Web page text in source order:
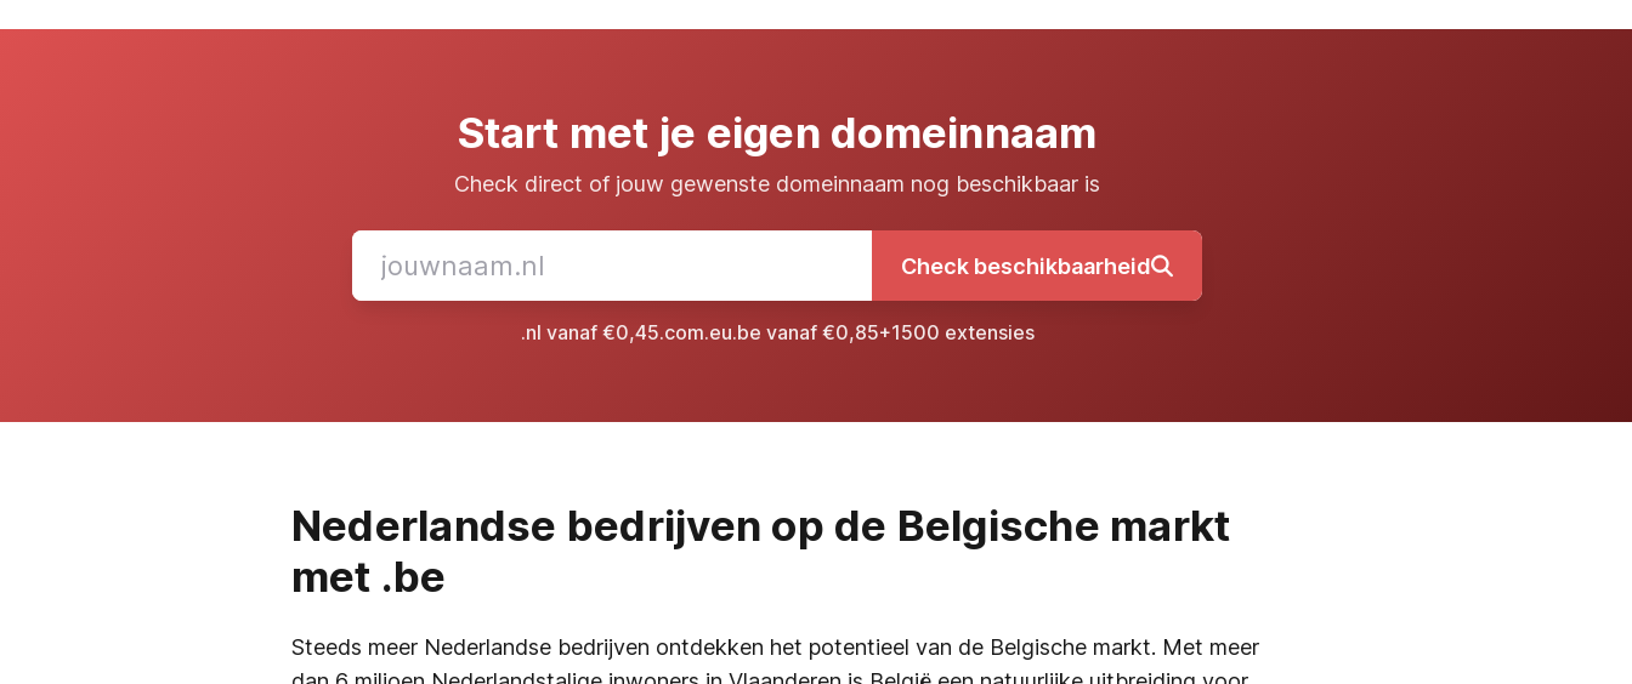
Start met je eigen domeinnaam
Check direct of jouw gewenste domeinnaam nog beschikbaar is
Check beschikbaarheid
.nl vanaf €0,45.com.eu.be vanaf €0,85+1500 extensies
Nederlandse bedrijven op de Belgische markt
met .be
Steeds meer Nederlandse bedrijven ontdekken het potentieel van de Belgische markt. Met meer